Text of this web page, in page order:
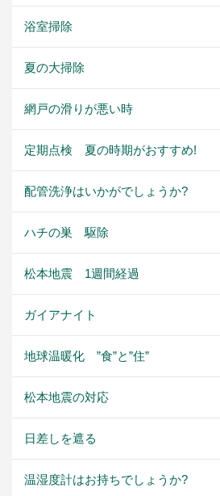
浴室掃除
夏の大掃除
網戸の滑りが悪い時
定期点検 夏の時期がおすすめ!
配管洗浄はいかがでしょうか?
ハチの巣 駆除
松本地震 1週間経過
ガイアナイト
地球温暖化 ”食”と”住”
松本地震の対応
日差しを遮る
温湿度計はお持ちでしょうか?